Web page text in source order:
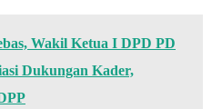
Wakil Ketua I DPD PD
Dukungan Kader,